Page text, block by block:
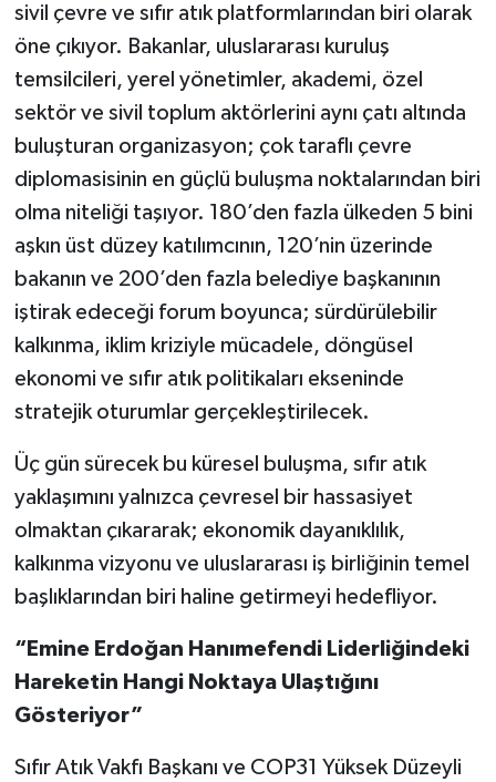
sivil çevre ve sıfır atık platformlarından biri olarak
öne çıkıyor. Bakanlar, uluslararası kuruluş
temsilcileri, yerel yönetimler, akademi, özel
sektör ve sivil toplum aktörlerini aynı çatı altında
buluşturan organizasyon; çok taraflı çevre
diplomasisinin en güçlü buluşma noktalarından biri
olma niteliği taşıyor. 180’den fazla ülkeden 5 bini
aşkın üst düzey katılımcının, 120’nin üzerinde
bakanın ve 200’den fazla belediye başkanının
iştirak edeceği forum boyunca; sürdürülebilir
kalkınma, iklim kriziyle mücadele, döngüsel
ekonomi ve sıfır atık politikaları ekseninde
stratejik oturumlar gerçekleştirilecek.
Üç gün sürecek bu küresel buluşma, sıfır atık
yaklaşımını yalnızca çevresel bir hassasiyet
olmaktan çıkararak; ekonomik dayanıklılık,
kalkınma vizyonu ve uluslararası iş birliğinin temel
başlıklarından biri haline getirmeyi hedefliyor.
“Emine Erdoğan Hanımefendi Liderliğindeki
Hareketin Hangi Noktaya Ulaştığını
Gösteriyor”
Sıfır Atık Vakfı Başkanı ve COP31 Yüksek Düzeyli